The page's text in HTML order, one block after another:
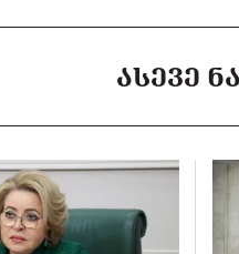
ᲐᲡᲔᲕᲔ